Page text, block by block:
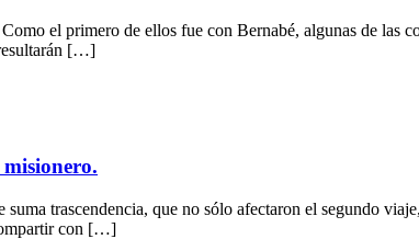
el primero de ellos fue con Bernabé, algunas de las
[…]
trascendencia, que no sólo afectaron el segundo
con […]